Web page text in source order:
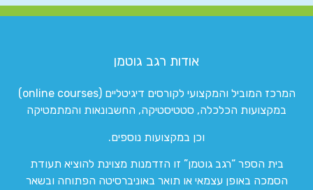
אודות רגב גוטמן
המרכז המוביל והמקצועי לקורסים דיגיטליים (online courses)
במקצועות הכלכלה, סטטיסטיקה, החשבונאות והמתמטיקה
וכן במקצועות נוספים.
בית הספר “רגב גוטמן” זו הזדמנות מצוינת להוציא תעודת
הסמכה באופן עצמאי או תואר באוניברסיטה הפתוחה ובשאר